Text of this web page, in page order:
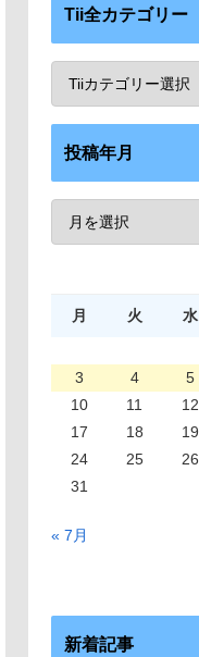
Tii全カテゴリー
投稿年月
月 火 水
3
4 5
10
11 12
17
18 19
24
25 26
31
« 7月
新着記事